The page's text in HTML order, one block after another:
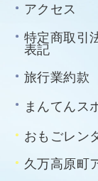
アクセス
特定商取引
表記
旅行業約款
まんてんス
おもごレン
久万高原町